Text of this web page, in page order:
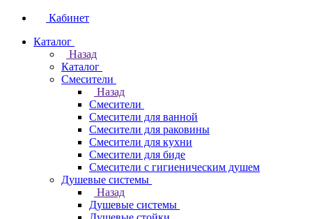
Кабинет
Каталог
Назад
Каталог
Смесители
Назад
Смесители
Смесители для ванной
Смесители для раковины
Смесители для кухни
Смесители для биде
Смесители с гигиеническим душем
Душевые системы
Назад
Душевые системы